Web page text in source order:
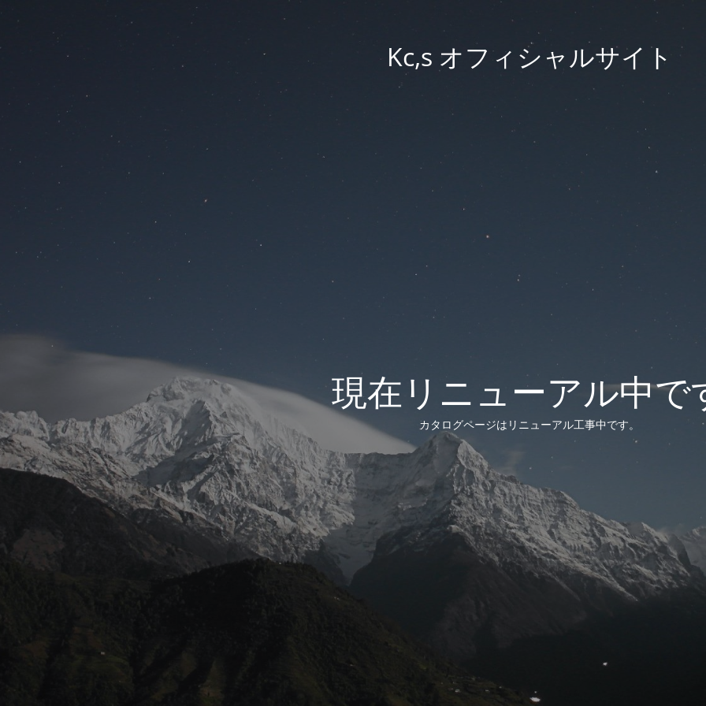
Kc,s オフィシャルサイト
現在リニューアル中で
カタログページはリニューアル工事中です。